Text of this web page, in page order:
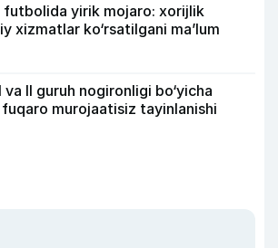
futbolida yirik mojaro: xorijlik
xizmatlar ko‘rsatilgani ma’lum
va II guruh nogironligi bo‘yicha
murojaatisiz tayinlanishi